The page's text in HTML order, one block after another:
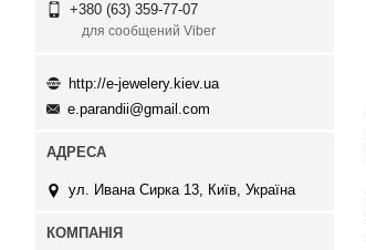
+380 (63) 359-77-07
для сообщений Viber
http://e-jewelery.kiev.ua
e.parandii@gmail.com
ул. Ивана Сирка 13, Київ, Україна